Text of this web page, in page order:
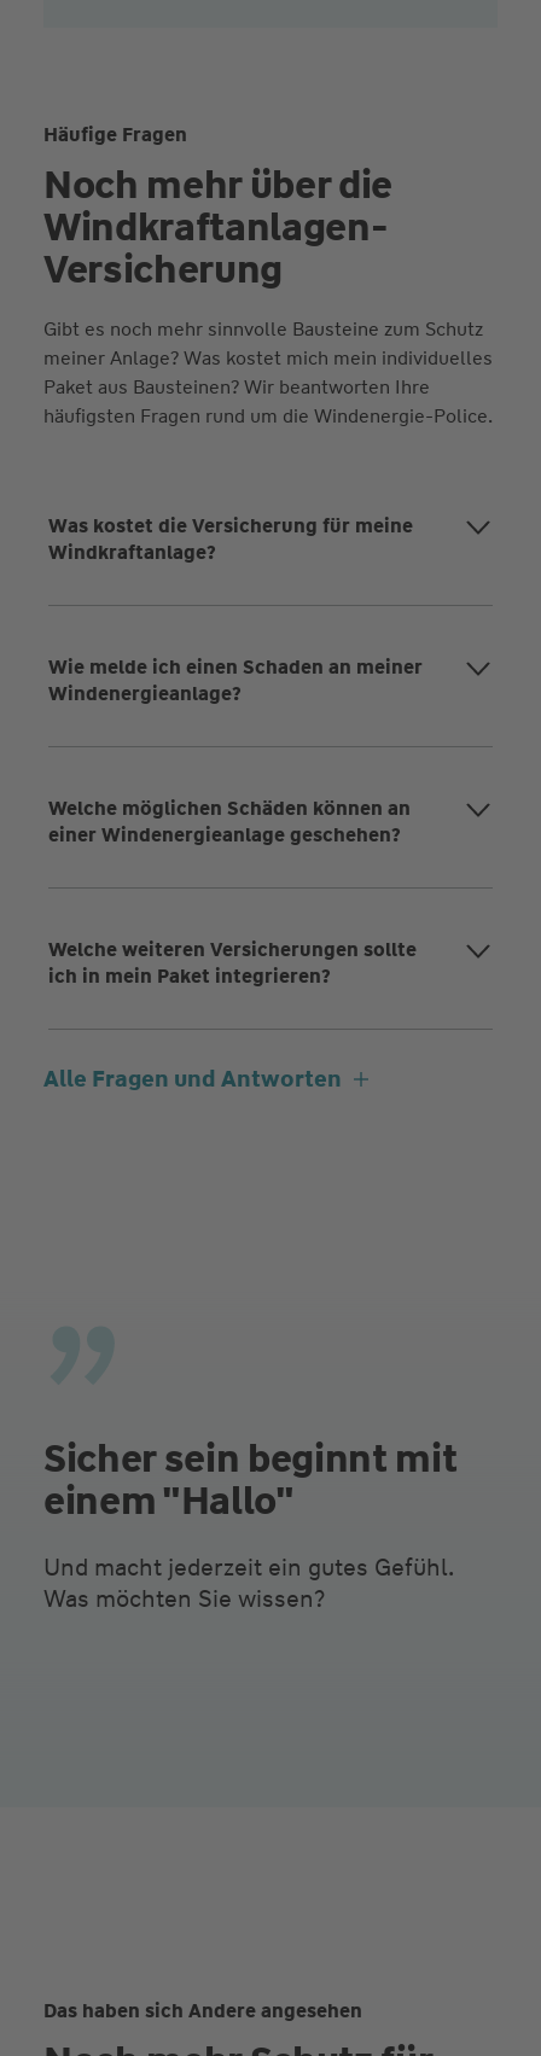
Häufige Fragen
Noch mehr über die
Wind­kraft­anlagen-
Versicherung
Gibt es noch mehr sinnvolle Bausteine zum Schutz
meiner Anlage? Was kostet mich mein individuelles
Paket aus Bausteinen? Wir beantworten Ihre
häufigsten Fragen rund um die Windenergie-Police.
Was kostet die Versicherung für meine
Windkraftanlage?
Wie melde ich einen Schaden an meiner
Windenergieanlage?
Welche möglichen Schäden können an
einer Windenergieanlage geschehen?
Welche weiteren Versicherungen sollte
ich in mein Paket integrieren?
Alle Fragen und Antworten
Sicher sein beginnt mit
einem "Hallo"
Und macht jederzeit ein gutes Gefühl.
Was möchten Sie wissen?
Das haben sich Andere angesehen